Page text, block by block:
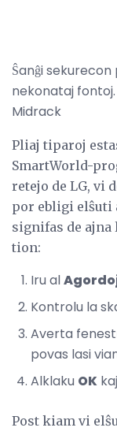
Ŝanĝi
nekonataj
Midrack
Pliaj tiparoj
SmartWorld-
retejo de LG, vi
por ebligi elŝuti
signifas de ajna
tion:
Iru al
Kontrolu la
Averta
povas lasi
Alklaku OK
Post kiam vi